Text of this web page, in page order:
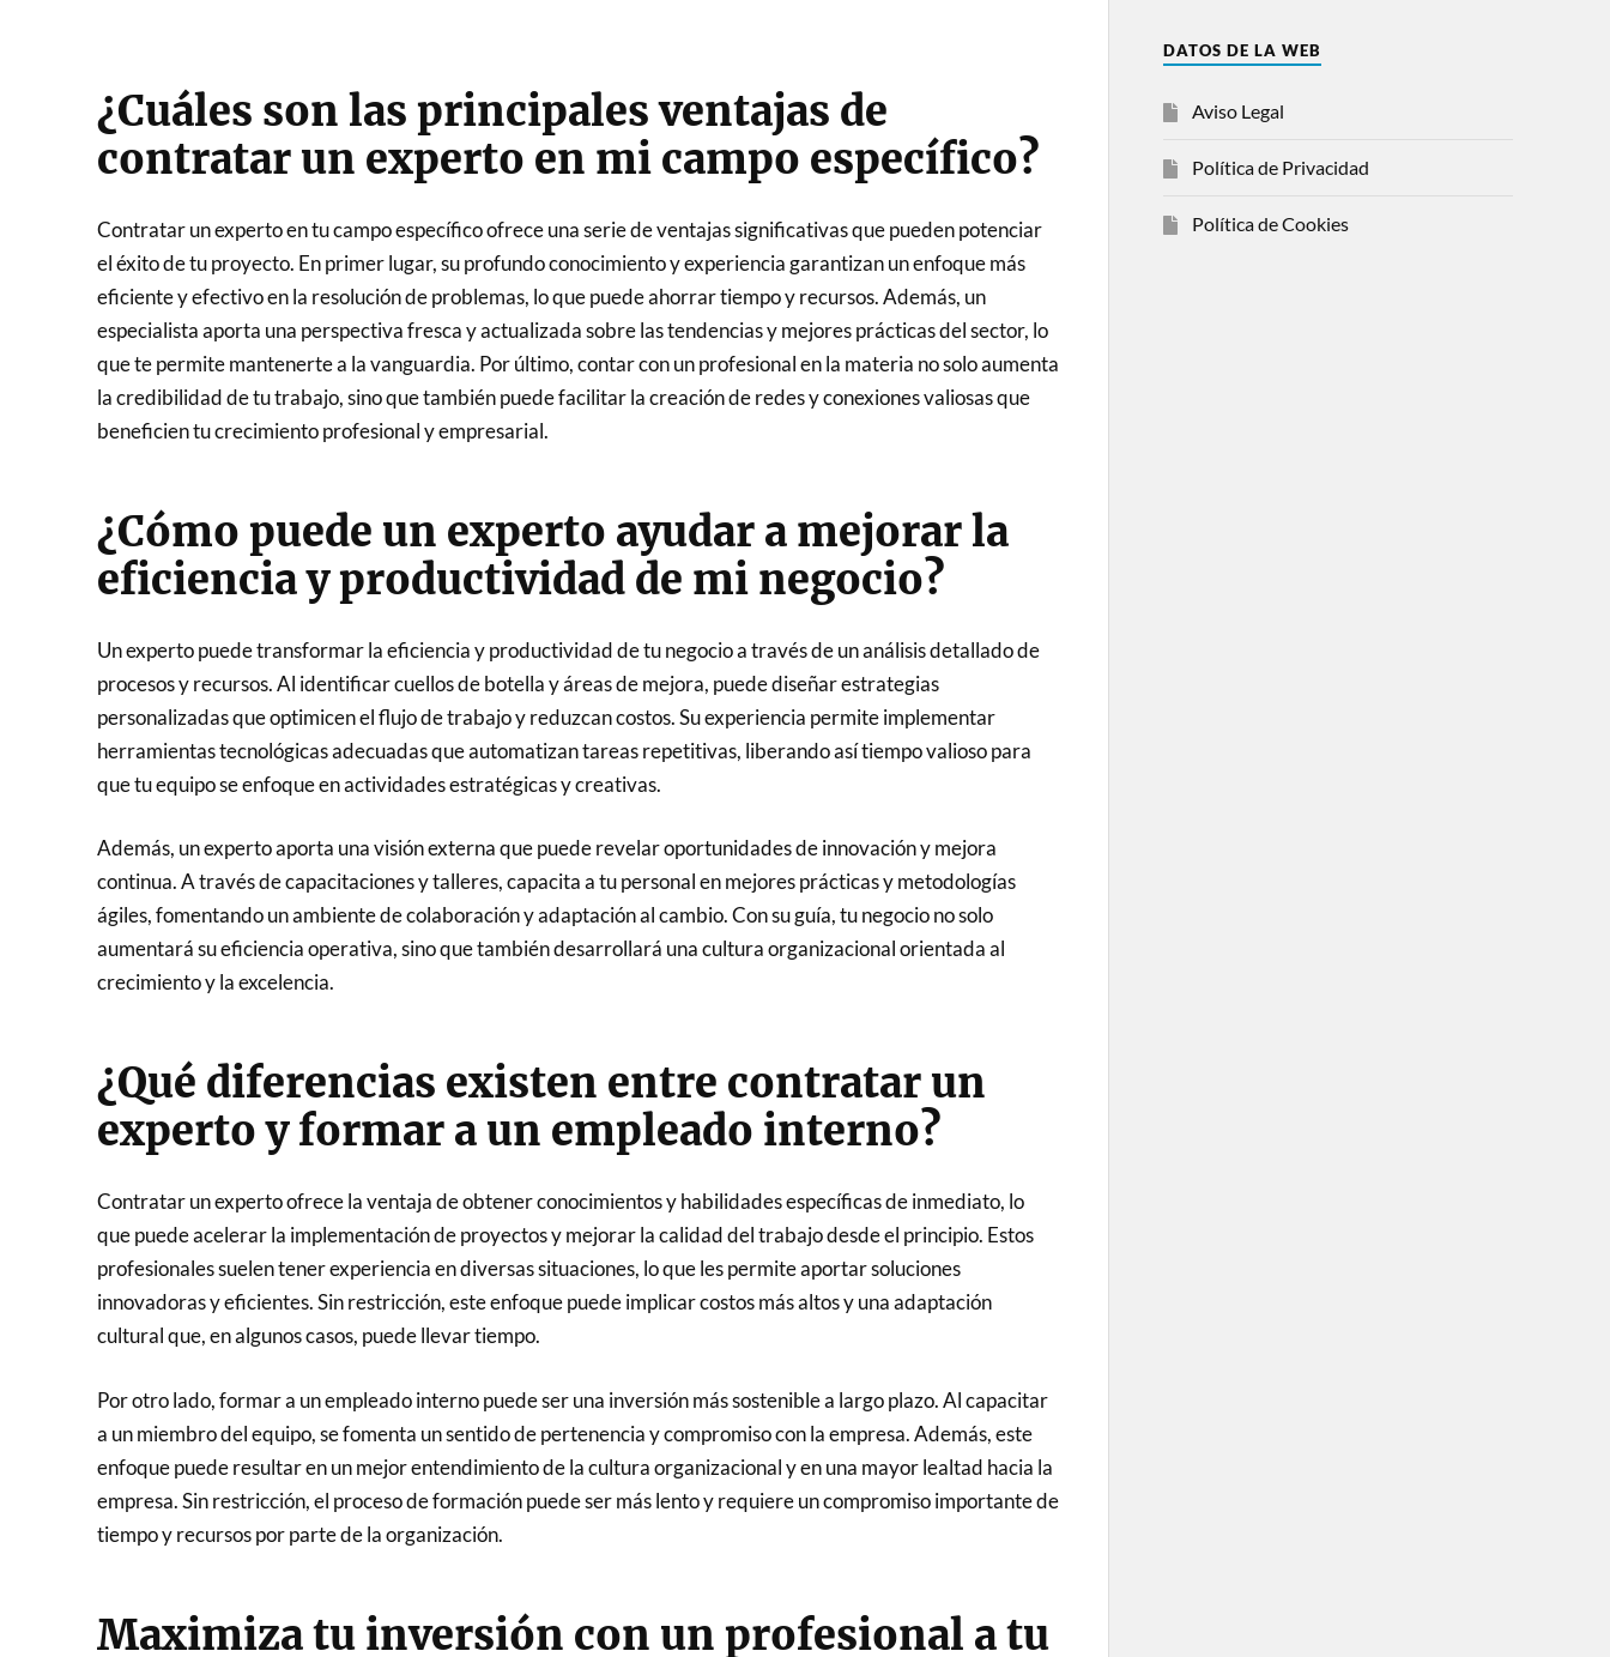
¿Cuáles son las principales ventajas de
contratar un experto en mi campo específico?
Contratar un experto en tu campo específico ofrece una serie de ventajas significativas que pueden potenciar
el éxito de tu proyecto. En primer lugar, su profundo conocimiento y experiencia garantizan un enfoque más
eficiente y efectivo en la resolución de problemas, lo que puede ahorrar tiempo y recursos. Además, un
especialista aporta una perspectiva fresca y actualizada sobre las tendencias y mejores prácticas del sector, lo
que te permite mantenerte a la vanguardia. Por último, contar con un profesional en la materia no solo aumenta
la credibilidad de tu trabajo, sino que también puede facilitar la creación de redes y conexiones valiosas que
beneficien tu crecimiento profesional y empresarial.
¿Cómo puede un experto ayudar a mejorar la
eficiencia y productividad de mi negocio?
Un experto puede transformar la eficiencia y productividad de tu negocio a través de un análisis detallado de
procesos y recursos. Al identificar cuellos de botella y áreas de mejora, puede diseñar estrategias
personalizadas que optimicen el flujo de trabajo y reduzcan costos. Su experiencia permite implementar
herramientas tecnológicas adecuadas que automatizan tareas repetitivas, liberando así tiempo valioso para
que tu equipo se enfoque en actividades estratégicas y creativas.
Además, un experto aporta una visión externa que puede revelar oportunidades de innovación y mejora
continua. A través de capacitaciones y talleres, capacita a tu personal en mejores prácticas y metodologías
ágiles, fomentando un ambiente de colaboración y adaptación al cambio. Con su guía, tu negocio no solo
aumentará su eficiencia operativa, sino que también desarrollará una cultura organizacional orientada al
crecimiento y la excelencia.
¿Qué diferencias existen entre contratar un
experto y formar a un empleado interno?
Contratar un experto ofrece la ventaja de obtener conocimientos y habilidades específicas de inmediato, lo
que puede acelerar la implementación de proyectos y mejorar la calidad del trabajo desde el principio. Estos
profesionales suelen tener experiencia en diversas situaciones, lo que les permite aportar soluciones
innovadoras y eficientes. Sin restricción, este enfoque puede implicar costos más altos y una adaptación
cultural que, en algunos casos, puede llevar tiempo.
Por otro lado, formar a un empleado interno puede ser una inversión más sostenible a largo plazo. Al capacitar
a un miembro del equipo, se fomenta un sentido de pertenencia y compromiso con la empresa. Además, este
enfoque puede resultar en un mejor entendimiento de la cultura organizacional y en una mayor lealtad hacia la
empresa. Sin restricción, el proceso de formación puede ser más lento y requiere un compromiso importante de
tiempo y recursos por parte de la organización.
Maximiza tu inversión con un profesional a tu
DATOS DE LA WEB
Aviso Legal
Política de Privacidad
Política de Cookies